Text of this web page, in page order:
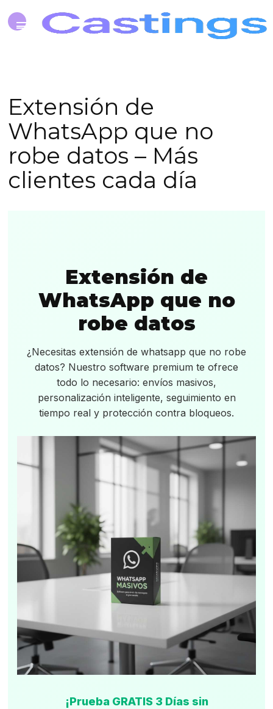
Extensión de
WhatsApp que no
robe datos – Más
clientes cada día
Extensión de
WhatsApp que no
robe datos
¿Necesitas extensión de whatsapp que no robe
datos? Nuestro software premium te ofrece
todo lo necesario: envíos masivos,
personalización inteligente, seguimiento en
tiempo real y protección contra bloqueos.
¡Prueba GRATIS 3 Días sin